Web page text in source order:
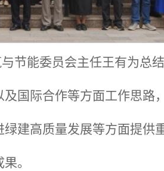
节能委员会主任王有为总
国际合作等方面工作思路
建高质量发展等方面提供
。